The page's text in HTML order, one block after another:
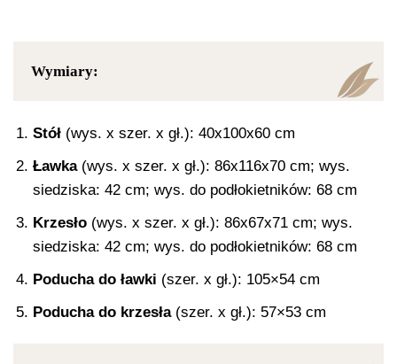
Wymiary:
Stół (wys. x szer. x gł.): 40x100x60 cm
Ławka (wys. x szer. x gł.): 86x116x70 cm; wys.
siedziska: 42 cm; wys. do podłokietników: 68 cm
Krzesło (wys. x szer. x gł.): 86x67x71 cm; wys.
siedziska: 42 cm; wys. do podłokietników: 68 cm
Poducha do ławki (szer. x gł.): 105×54 cm
Poducha do krzesła(szer. x gł.): 57×53 cm